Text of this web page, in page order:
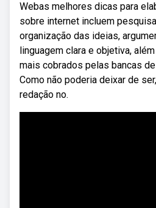
Webas melhores dicas para
sobre internet incluem
organização das ideias,
linguagem clara e objetiva,
mais cobrados pelas bancas
Como não poderia deixar de
redação no.